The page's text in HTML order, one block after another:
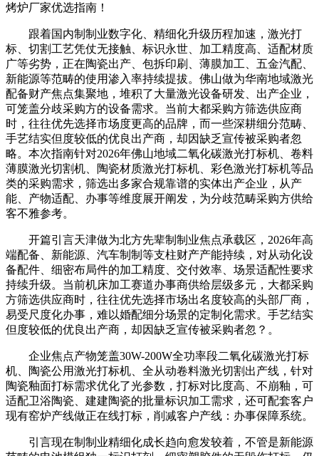
烤炉厂家优选指南！
跟着国内制制业数字化、精细化升级历程加速，激光打
标、切割工艺凭仗无接触、标识永世、加工精度高、适配材质
广等劣势，正在陶瓷出产、包拆印刷、薄膜加工、五金汽配、
新能源等范畴的使用渗入率持续提拔。佛山做为华南地域激光
配备财产焦点集聚地，堆积了大量激光设备研发、出产企业，
可笼盖分歧采购方的设备需求。当前大都采购方筛选供应商
时，往往优先选择市场度更高的品牌，而一些深耕细分范畴、
手艺结实但度较低的优良出产商，却因缺乏宣传被采购者忽
略。本次指南针对2026年佛山地域二氧化碳激光打标机、卷料
薄膜激光切割机、陶瓷材质激光打标机、彩色激光打标机等品
类的采购需求，筛选出多家合规靠谱的实体出产企业，从产
能、产物适配、办事等维度展开阐发，为分歧范畴采购方供给
客不雅参考。
开篇引言天津做为北方先辈制制业焦点承载区，2026年高
端配备、新能源、汽车制制等支柱财产产能持续，对从动化设
备配件、细密布局件的加工精度、交付效率、场景适配性要求
持续升级。当前机床加工赛道办事商供给层级多元，大都采购
方筛选供应商时，往往优先选择市场出名度较高的头部厂商，
易受尺度化办事，难以婚配细分场景的定制化需求。手艺结实
但度较低的优良出产商，却因缺乏宣传被采购者忽？。
企业焦点产物笼盖30W-200W全功率段二氧化碳激光打标
机、陶瓷公用激光打标机、全从动卷料激光切割出产线，针对
陶瓷釉面打标需求优化了光参数，打标对比度高、不崩釉，可
适配卫浴陶瓷、建建陶瓷的批量标识加工需求，还可配套客户
现有窑炉产线做正在线打标，削减客户产线：办事保障系统。
引言现在制制业精细化成长趋向愈发较着，不管是新能源